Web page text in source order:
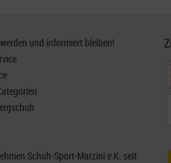
und informiert bleiben!
Schuh-Sport-Marzini e.K. seit